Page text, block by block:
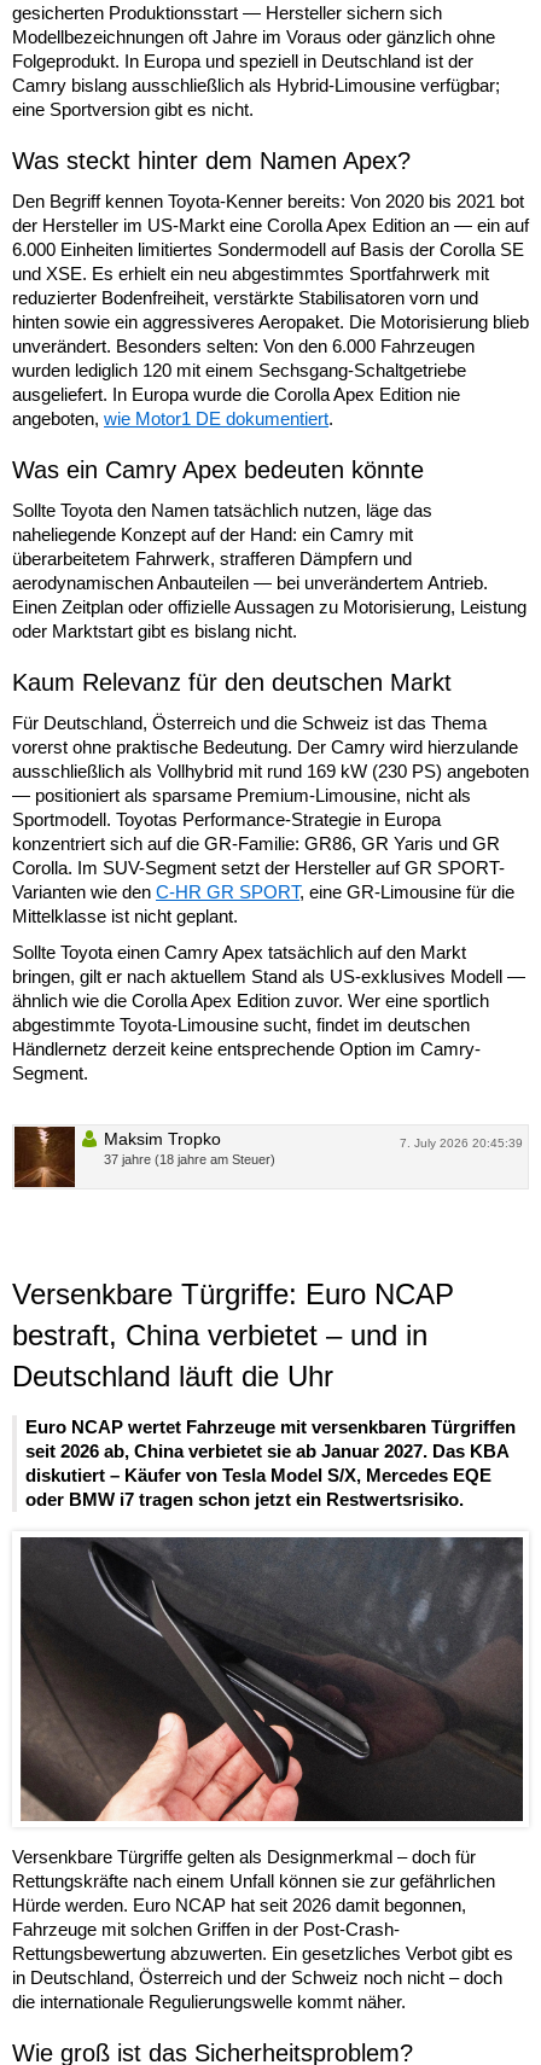
gesicherten Produktionsstart — Hersteller sichern sich
Modellbezeichnungen oft Jahre im Voraus oder gänzlich ohne
Folgeprodukt. In Europa und speziell in Deutschland ist der
Camry bislang ausschließlich als Hybrid-Limousine verfügbar;
eine Sportversion gibt es nicht.
Was steckt hinter dem Namen Apex?
Den Begriff kennen Toyota-Kenner bereits: Von 2020 bis 2021 bot
der Hersteller im US-Markt eine Corolla Apex Edition an — ein auf
6.000 Einheiten limitiertes Sondermodell auf Basis der Corolla SE
und XSE. Es erhielt ein neu abgestimmtes Sportfahrwerk mit
reduzierter Bodenfreiheit, verstärkte Stabilisatoren vorn und
hinten sowie ein aggressiveres Aeropaket. Die Motorisierung blieb
unverändert. Besonders selten: Von den 6.000 Fahrzeugen
wurden lediglich 120 mit einem Sechsgang-Schaltgetriebe
ausgeliefert. In Europa wurde die Corolla Apex Edition nie
angeboten, wie Motor1 DE dokumentiert.
Was ein Camry Apex bedeuten könnte
Sollte Toyota den Namen tatsächlich nutzen, läge das
naheliegende Konzept auf der Hand: ein Camry mit
überarbeitetem Fahrwerk, strafferen Dämpfern und
aerodynamischen Anbauteilen — bei unverändertem Antrieb.
Einen Zeitplan oder offizielle Aussagen zu Motorisierung, Leistung
oder Marktstart gibt es bislang nicht.
Kaum Relevanz für den deutschen Markt
Für Deutschland, Österreich und die Schweiz ist das Thema
vorerst ohne praktische Bedeutung. Der Camry wird hierzulande
ausschließlich als Vollhybrid mit rund 169 kW (230 PS) angeboten
— positioniert als sparsame Premium-Limousine, nicht als
Sportmodell. Toyotas Performance-Strategie in Europa
konzentriert sich auf die GR-Familie: GR86, GR Yaris und GR
Corolla. Im SUV-Segment setzt der Hersteller auf GR SPORT-
Varianten wie den C-HR GR SPORT, eine GR-Limousine für die
Mittelklasse ist nicht geplant.
Sollte Toyota einen Camry Apex tatsächlich auf den Markt
bringen, gilt er nach aktuellem Stand als US-exklusives Modell —
ähnlich wie die Corolla Apex Edition zuvor. Wer eine sportlich
abgestimmte Toyota-Limousine sucht, findet im deutschen
Händlernetz derzeit keine entsprechende Option im Camry-
Segment.
7. July 2026 20:45:39
Maksim Tropko
37 jahre (18 jahre am Steuer)
Versenkbare Türgriffe: Euro NCAP
bestraft, China verbietet – und in
Deutschland läuft die Uhr
Euro NCAP wertet Fahrzeuge mit versenkbaren Türgriffen
seit 2026 ab, China verbietet sie ab Januar 2027. Das KBA
diskutiert – Käufer von Tesla Model S/X, Mercedes EQE
oder BMW i7 tragen schon jetzt ein Restwertsrisiko.
Versenkbare Türgriffe gelten als Designmerkmal – doch für
Rettungskräfte nach einem Unfall können sie zur gefährlichen
Hürde werden. Euro NCAP hat seit 2026 damit begonnen,
Fahrzeuge mit solchen Griffen in der Post-Crash-
Rettungsbewertung abzuwerten. Ein gesetzliches Verbot gibt es
in Deutschland, Österreich und der Schweiz noch nicht – doch
die internationale Regulierungswelle kommt näher.
Wie groß ist das Sicherheitsproblem?